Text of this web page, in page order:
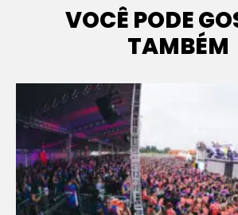
VOCÊ PODE
TAMBÉM